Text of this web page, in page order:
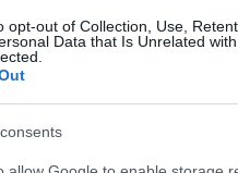
opt-out of Collection, Use,
Data that Is Unrelated
για τη
διαθέσιμο δωμάτιο
με το κατάλυμα.